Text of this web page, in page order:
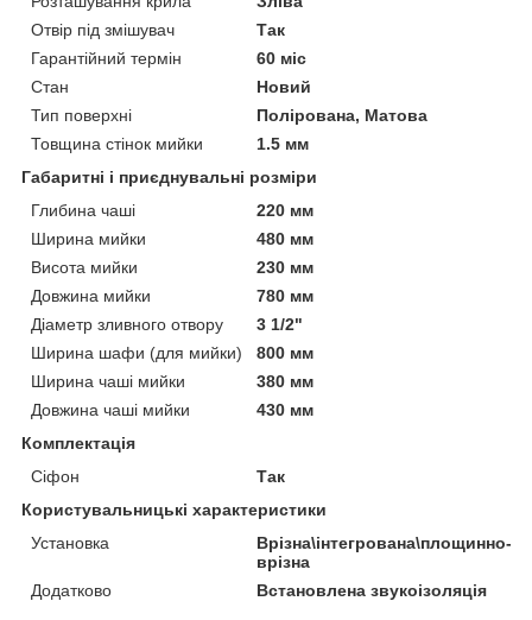
Отвір під змішувач
Так
Гарантійний термін
60 міс
Стан
Новий
Тип поверхні
Полірована, Матова
Товщина стінок мийки
1.5 мм
Габаритні і приєднувальні розміри
Глибина чаші
220 мм
Ширина мийки
480 мм
Висота мийки
230 мм
Довжина мийки
780 мм
Діаметр зливного отвору
3 1/2"
Ширина шафи (для мийки)
800 мм
Ширина чаші мийки
380 мм
Довжина чаші мийки
430 мм
Комплектація
Сіфон
Так
Користувальницькі характеристики
Установка
Врізна\інтегрована\площинно-
врізна
Додатково
Встановлена звукоізоляція